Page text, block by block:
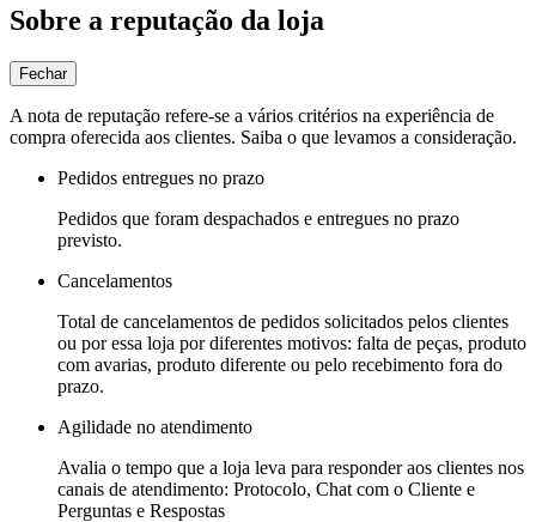
Sobre a reputação da loja
Fechar
A nota de reputação refere-se a vários critérios na experiência de
compra oferecida aos clientes. Saiba o que levamos a consideração.
Pedidos entregues no prazo
Pedidos que foram despachados e entregues no prazo
previsto.
Cancelamentos
Total de cancelamentos de pedidos solicitados pelos clientes
ou por essa loja por diferentes motivos: falta de peças, produto
com avarias, produto diferente ou pelo recebimento fora do
prazo.
Agilidade no atendimento
Avalia o tempo que a loja leva para responder aos clientes nos
canais de atendimento: Protocolo, Chat com o Cliente e
Perguntas e Respostas